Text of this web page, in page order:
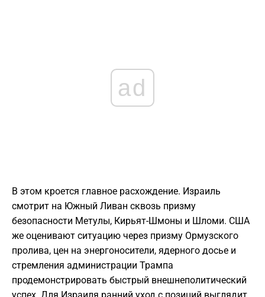
ad
В этом кроется главное расхождение. Израиль
смотрит на Южный Ливан сквозь призму
безопасности Метулы, Кирьят-Шмоны и Шломи. США
же оценивают ситуацию через призму Ормузского
пролива, цен на энергоносители, ядерного досье и
стремления администрации Трампа
продемонстрировать быстрый внешнеполитический